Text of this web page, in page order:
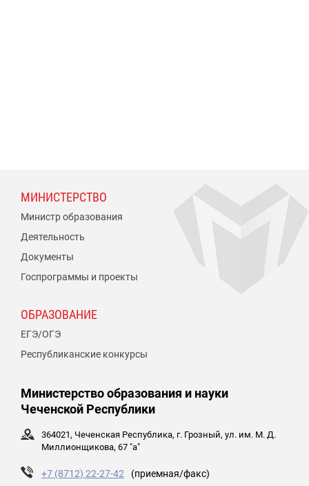
МИНИСТЕРСТВО
Министр образования
Деятельность
Документы
Госпрограммы и проекты
ОБРАЗОВАНИЕ
ЕГЭ/ОГЭ
Республиканские конкурсы
Министерство образования и науки
Чеченской Республики
364021, Чеченская Республика, г. Грозный, ул. им. М. Д.
Миллионщикова, 67 "а"
+7 (8712) 22-27-42 (приемная/факс)